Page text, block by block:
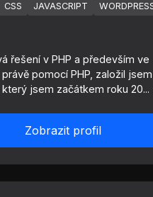
CSS JAVASCRIPT
řešení v PHP a především ve
pomocí PHP, založil
jsem začátkem roku 20...
Zobrazit profil